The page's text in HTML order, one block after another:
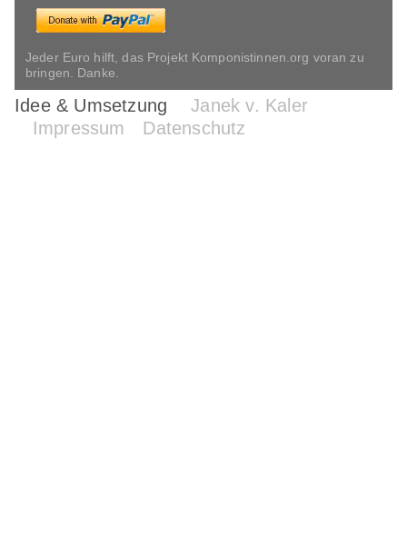
Jeder Euro hilft, das Projekt Komponistinnen.org voran zu
bringen. Danke.
Idee & Umsetzung
Janek v. Kaler
Impressum
Datenschutz